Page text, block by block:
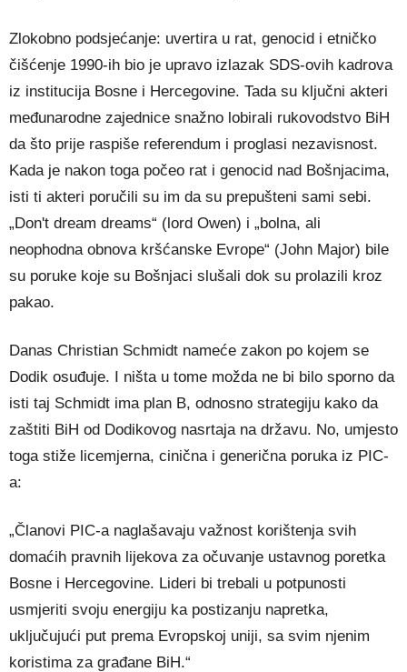
Zlokobno podsjećanje: uvertira u rat, genocid i etničko
čišćenje 1990-ih bio je upravo izlazak SDS-ovih kadrova
iz institucija Bosne i Hercegovine. Tada su ključni akteri
međunarodne zajednice snažno lobirali rukovodstvo BiH
da što prije raspiše referendum i proglasi nezavisnost.
Kada je nakon toga počeo rat i genocid nad Bošnjacima,
isti ti akteri poručili su im da su prepušteni sami sebi.
„Don't dream dreams“ (lord Owen) i „bolna, ali
neophodna obnova kršćanske Evrope“ (John Major) bile
su poruke koje su Bošnjaci slušali dok su prolazili kroz
pakao.
Danas Christian Schmidt nameće zakon po kojem se
Dodik osuđuje. I ništa u tome možda ne bi bilo sporno da
isti taj Schmidt ima plan B, odnosno strategiju kako da
zaštiti BiH od Dodikovog nasrtaja na državu. No, umjesto
toga stiže licemjerna, cinična i generična poruka iz PIC-
a:
„Članovi PIC-a naglašavaju važnost korištenja svih
domaćih pravnih lijekova za očuvanje ustavnog poretka
Bosne i Hercegovine. Lideri bi trebali u potpunosti
usmjeriti svoju energiju ka postizanju napretka,
uključujući put prema Evropskoj uniji, sa svim njenim
koristima za građane BiH.“